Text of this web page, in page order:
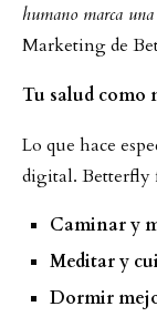
humano marca
Marketing de
Tu salud como
Lo que hace
digital. Betterfly
Caminar y
Meditar y
Dormir